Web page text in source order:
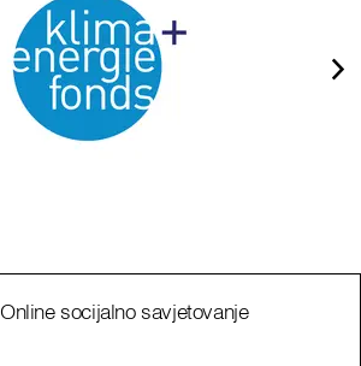
Online socijalno savjetovanje